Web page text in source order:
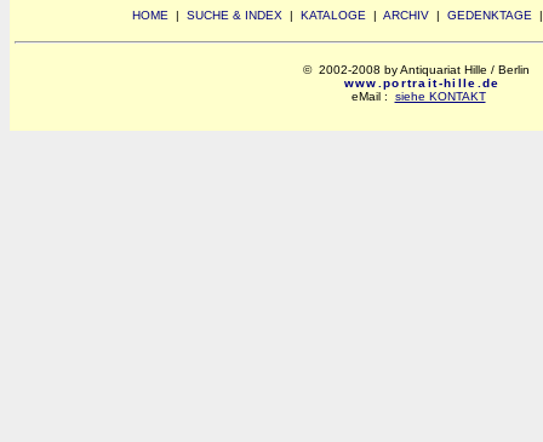
HOME | SUCHE & INDEX | KATALOGE | ARCHIV | GEDENKTAGE
© 2002-2008 by Antiquariat Hille / Berlin
www.portrait-hille.de
eMail : siehe KONTAKT